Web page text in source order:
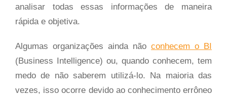
analisar todas essas informações de maneira
rápida e objetiva.
Algumas organizações ainda não conhecem o BI
(Business Intelligence) ou, quando conhecem, tem
medo de não saberem utilizá-lo. Na maioria das
vezes, isso ocorre devido ao conhecimento errôneo